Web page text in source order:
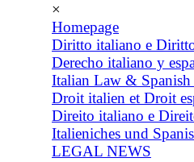
×
Homepage
Diritto italiano e
Derecho italiano y
Italian Law &
Droit italien et Droit
Direito italiano e
Italieniches und
LEGAL NEWS